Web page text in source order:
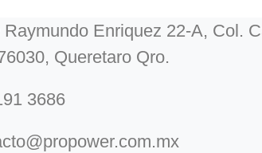
Raymundo Enriquez 22-A, Col.
Queretaro Qro.
3686